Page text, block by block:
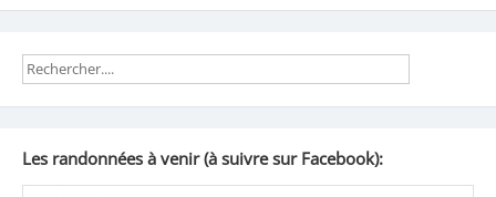
Les randonnées à venir (à suivre sur Facebook):